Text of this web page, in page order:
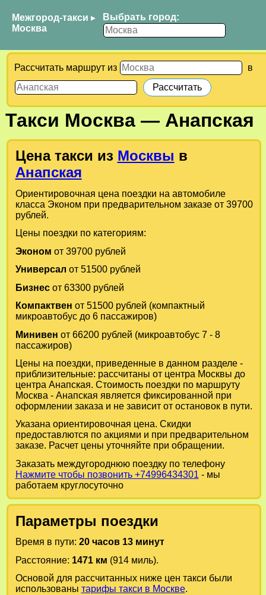
Межгород-такси ▸
Москва
Выбрать город:
Рассчитать маршрут из в
Такси Москва— Анапская
Цена такси из Москвы в
Анапская
Ориентировочная цена поездки на автомобиле
класса Эконом при предварительном заказе от 39700
рублей.
Цены поездки по категориям:
Эконом от 39700 рублей
Универсал от 51500 рублей
Бизнесот 63300 рублей
Компактвен от 51500 рублей (компактный
микроавтобус до 6 пассажиров)
Минивен от 66200 рублей (микроавтобус 7 - 8
пассажиров)
Цены на поездки, приведенные в данном разделе -
приблизительные: рассчитаны от центра Москвы до
центра Анапская. Стоимость поездки по маршруту
Москва - Анапская является фиксированной при
оформлении заказа и не зависит от остановок в пути.
Указана ориентировочная цена. Скидки
предоставлются по акциями и при предварительном
заказе. Расчет цены уточняйте при обращении.
Заказать междугороднюю поездку по телефону
Нажмите чтобы позвонить +74996434301 - мы
работаем круглосуточно
Параметры поездки
Время в пути: 20 часов 13 минут
Расстояние: 1471 км (914 миль).
Основой для рассчитанных ниже цен такси были
использованы тарифы такси в Москве.